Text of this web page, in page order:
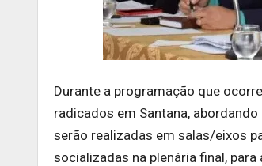
Durante a programação que
radicados em Santana,
serão realizadas em salas/eixos
socializadas na plenária final,